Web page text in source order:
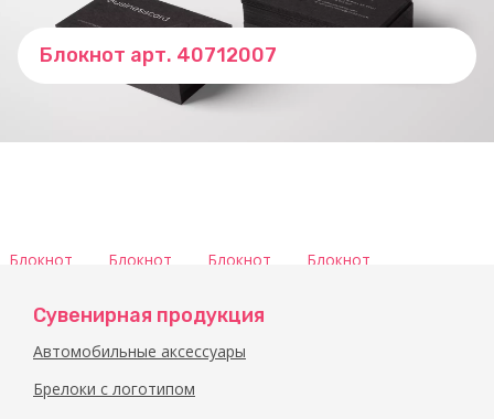
Блокнот арт. 40712007
Блокнот
Блокнот
Блокнот
Блокнот
Сувенирная продукция
Автомобильные аксессуары
Брелоки с логотипом